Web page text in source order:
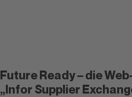
Future Ready – die
„Infor Supplier